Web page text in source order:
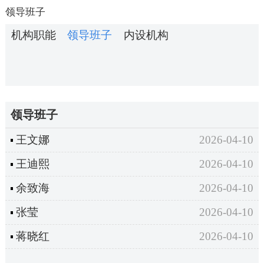
领导班子
机构职能 领导班子 内设机构
领导班子
王文娜
2026-04-10
王迪熙
2026-04-10
余致海
2026-04-10
张莹
2026-04-10
蒋晓红
2026-04-10